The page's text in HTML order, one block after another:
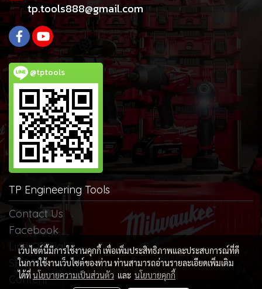
tp.tools888@gmail.com
@tptools
TP Engineering Tools
Contact Us
Facebook
Line Official
SHOPEE
Content
เว็บไซต์นี้มีการใช้งานคุกกี้ เพื่อเพิ่มประสิทธิภาพและประสบการณ์ที่ดี
ในการใช้งานเว็บไซต์ของท่าน ท่านสามารถอ่านรายละเอียดเพิ่มเติม
ได้ที่นโยบายความเป็นส่วนตัว และ นโยบายคุกกี้